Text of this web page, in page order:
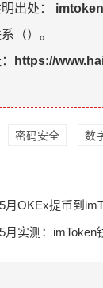
出处：
（）。
https://
密码安全 数
月OKEx提币到
月实测：